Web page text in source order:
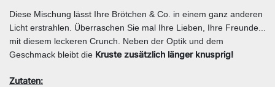
Diese Mischung lässt Ihre Brötchen & Co. in einem ganz anderen
Licht erstrahlen. Überraschen Sie mal Ihre Lieben, Ihre Freunde...
mit diesem leckeren Crunch. Neben der Optik und dem
Geschmack bleibt die Kruste zusätzlich länger knusprig!
Zutaten: